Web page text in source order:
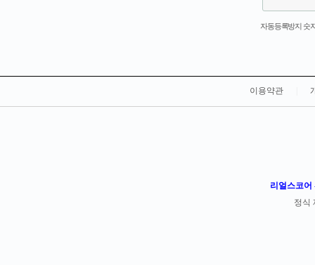
자동등록방지 숫
이용약관
리얼스코어
정식